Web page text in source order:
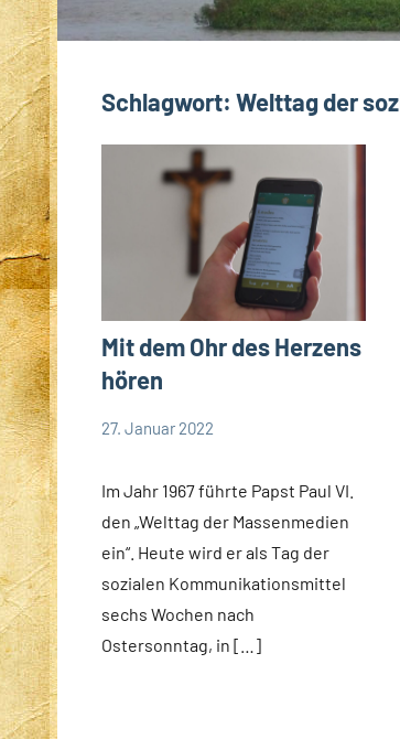
Schlagwort: Welttag der
Mit dem Ohr des Herzens
hören
Weltweit
27. Januar 2022
Im Jahr 1967 führte Papst Paul VI.
den „Welttag der Massenmedien
ein“. Heute wird er als Tag der
sozialen Kommunikationsmittel
sechs Wochen nach
Ostersonntag, in […]